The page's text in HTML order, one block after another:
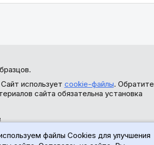
использует cookie-файлы. Обратите
сайта обязательна установка
файлы Cookies для улучшения